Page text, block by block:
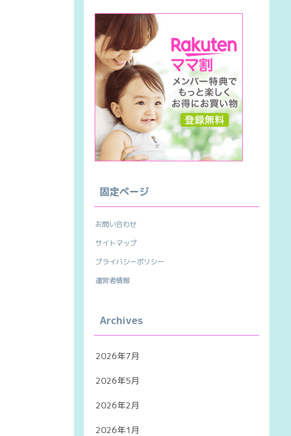
固定ページ
お問い合わせ
サイトマップ
プライバシーポリシー
運営者情報
Archives
2026年7月
2026年5月
2026年2月
2026年1月